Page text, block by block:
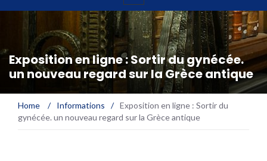
Exposition en ligne : Sortir du gynécée.
un nouveau regard sur la Grèce antique
Home / Informations / Exposition en ligne : Sortir du
gynécée. un nouveau regard sur la Grèce antique